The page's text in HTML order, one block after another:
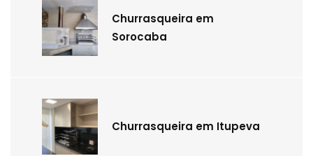
Churrasqueira em
Sorocaba
Churrasqueira em Itupeva